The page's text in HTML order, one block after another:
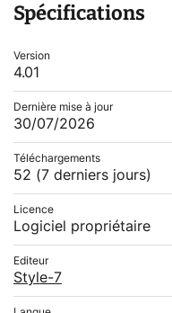
Spécifications
Version
4.01
Dernière mise à jour
30/07/2026
Téléchargements
52 (7 derniers jours)
Licence
Logiciel propriétaire
Editeur
Style-7